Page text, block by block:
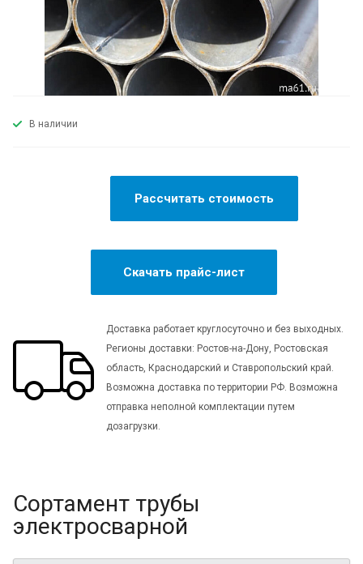
В наличии
Рассчитать стоимость
Скачать прайс-лист
Доставка работает круглосуточно и без выходных.
Регионы доставки: Ростов-на-Дону, Ростовская
область, Краснодарский и Ставропольский край.
Возможна доставка по территории РФ. Возможна
отправка неполной комплектации путем
дозагрузки.
Сортамент трубы
электросварной